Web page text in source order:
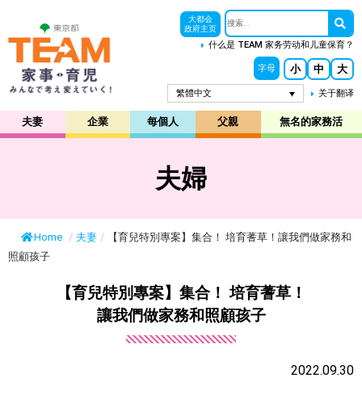
大都会
政府主页
什么是 TEAM 家务劳动和儿童保育？
字母 小 中 大
繁體中文 关于翻译
夫妻 企業 每個人 父親 無名的家務活
夫婦
Home / 夫妻 /
【育兒特別專案】集合！ 培育蓍草！讓我們做家務和
照顧孩子
【育兒特別專案】集合！ 培育蓍草！
讓我們做家務和照顧孩子
2022.09.30